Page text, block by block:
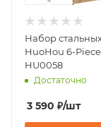
Набор
HuoHou 6-
HU0058
Достаточно
3 590 ₽/шт